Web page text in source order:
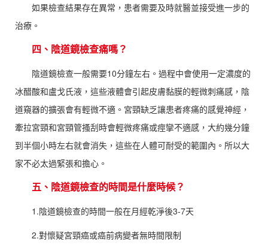
如果檢查結果存在異常，患者需要及時就醫並接受進一步的
治療。
四、陰道鏡檢查痛嗎？
陰道鏡檢查一般需要10分鐘左右。過程中會使用一定濃度的
冰醋酸和盧戈氏液，這些液體會引起皮膚黏膜的輕微刺痛感，陰
道窺器的擴張會有輕微不適。宮頸缺乏讓患者疼痛的感覺神經，
牽拉宮頸和宮頸管搔刮時會輕微疼痛或痙攣不適感，大約幾分鐘
到半個小時左右就會消失，這些在人體可耐受的範圍內。所以大
家不必太過緊張和擔心。
五、陰道鏡檢查的時間是什麼時候？
1.陰道鏡檢查的時間一般在月經乾淨後3-7天
2.對懷疑宮頸癌或癌前病變者無時間限制